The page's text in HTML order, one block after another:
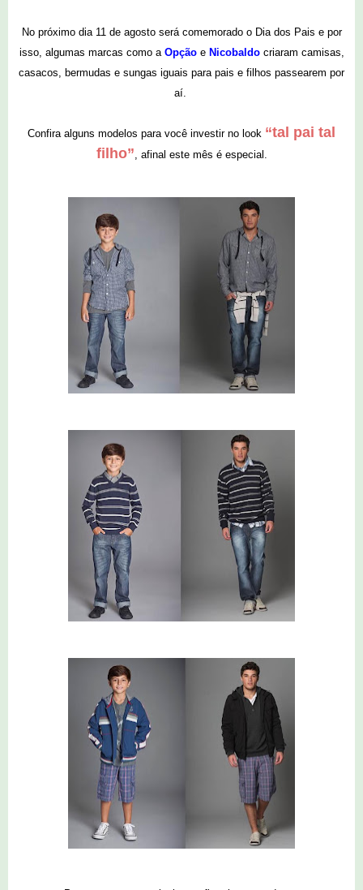
No próximo dia 11 de agosto será comemorado o Dia dos Pais e por
isso, algumas marcas como a Opçãoe Nicobaldocriaram camisas,
casacos, bermudas e sungas iguais para pais e filhos passearem por
aí.
Confira alguns modelos para você investir no look “tal pai tal
filho” , afinal este mês é especial.